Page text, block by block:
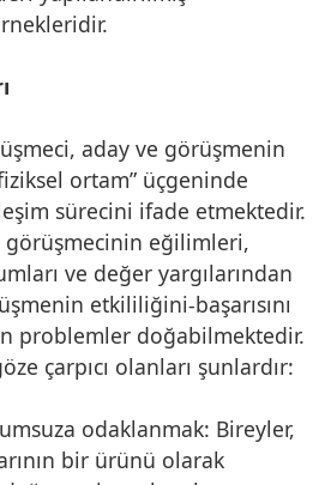
aday ve görüşmenin
ortam” üçgeninde
sürecini ifade etmektedir.
görüşmecinin eğilimleri,
ve değer yargılarından
etkililiğini-başarısını
problemler doğabilmektedir.
çarpıcı olanları şunlardır:
odaklanmak: Bireyler,
bir ürünü olarak